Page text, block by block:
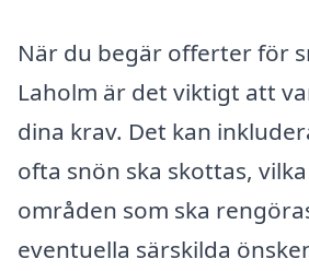
När du begär offerter för
Laholm är det viktigt att
dina krav. Det kan
ofta snön ska skottas,
områden som ska
eventuella särskilda